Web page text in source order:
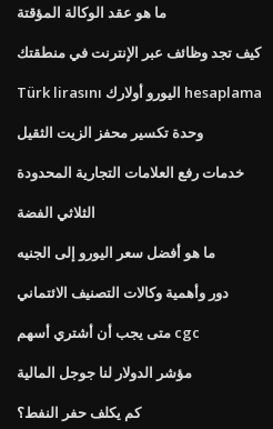
ما هو عقد الوكالة المؤقتة
كيف تجد وظائف عبر الإنترنت في منطقتك
Türk lirasını اليورو أولارك hesaplama
وحدة تكسير محفز الزيت الثقيل
خدمات رفع العلامات التجارية المحدودة
الثلاثي الفضة
ما هو أفضل سعر اليورو إلى الجنيه
دور وأهمية وكالات التصنيف الائتماني
متى يجب أن أشتري أسهم cgc
مؤشر الدولار لنا جوجل المالية
كم يكلف حفر النفط؟